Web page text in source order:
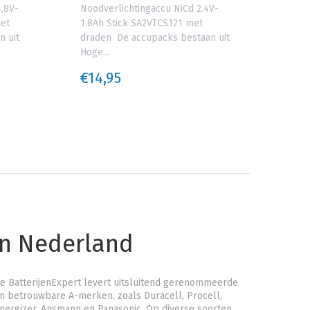
uit
€14,95
Noodverlichtingaccu NiCd 2.4V-
1.8Ah Stick SA2VTCS121 met
draden De accupacks bestaan uit
Hoge...
Nederland
BatterijenExpert levert uitsluitend gerenommeerde
betrouwbare A-merken, zoals Duracell, Procell,